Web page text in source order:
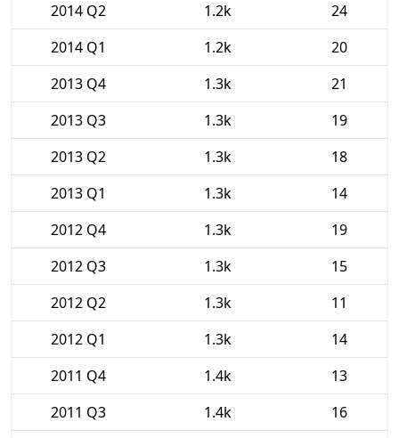
2014 Q2
1.2k
24
2014 Q1
1.2k
20
2013 Q4
1.3k
21
2013 Q3
1.3k
19
2013 Q2
1.3k
18
2013 Q1
1.3k
14
2012 Q4
1.3k
19
2012 Q3
1.3k
15
2012 Q2
1.3k
11
2012 Q1
1.3k
14
2011 Q4
1.4k
13
2011 Q3
1.4k
16